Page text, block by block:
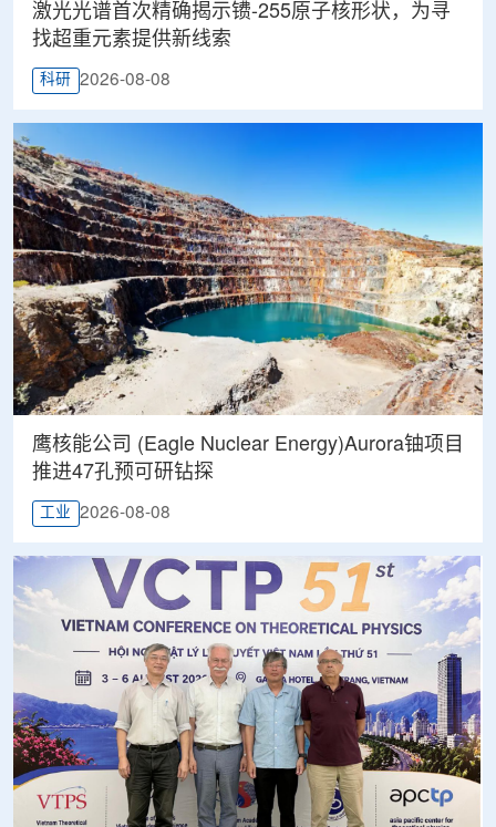
激光光谱首次精确揭示镄-255原子核形状，为寻
找超重元素提供新线索
科研 2026-08-08
鹰核能公司 (Eagle Nuclear Energy)Aurora铀项目
推进47孔预可研钻探
工业 2026-08-08